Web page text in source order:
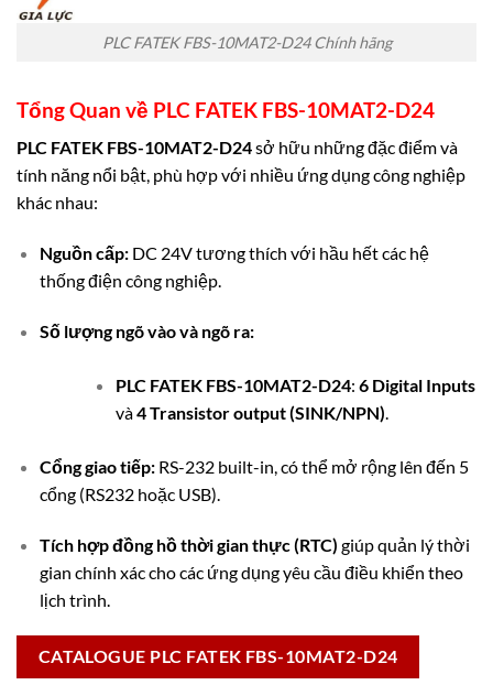
PLC FATEK FBS-10MAT2-D24 Chính hãng
Tổng Quan về PLC FATEK FBS-10MAT2-D24
PLC FATEK FBS-10MAT2-D24sở hữu những đặc điểm và
tính năng nổi bật, phù hợp với nhiều ứng dụng công nghiệp
khác nhau:
Nguồn cấp:DC 24V tương thích với hầu hết các hệ
thống điện công nghiệp.
Số lượng ngõ vào và ngõ ra:
PLC FATEK FBS-10MAT2-D24: 6 Digital Inputs
và4 Transistor output (SINK/NPN)
Cổng giao tiếp:RS-232 built-in, có thể mở rộng lên đến 5
cổng (RS232 hoặc USB).
Tích hợp đồng hồ thời gian thực (RTC) giúp quản lý thời
gian chính xác cho các ứng dụng yêu cầu điều khiển theo
lịch trình.
CATALOGUE PLC FATEK FBS-10MAT2-D24